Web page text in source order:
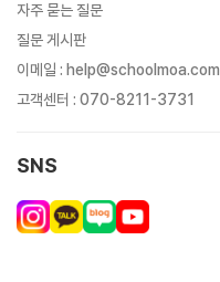
자주 묻는 질문
질문 게시판
이메일 : help@schoolmoa.com
고객센터 : 070-8211-3731
SNS